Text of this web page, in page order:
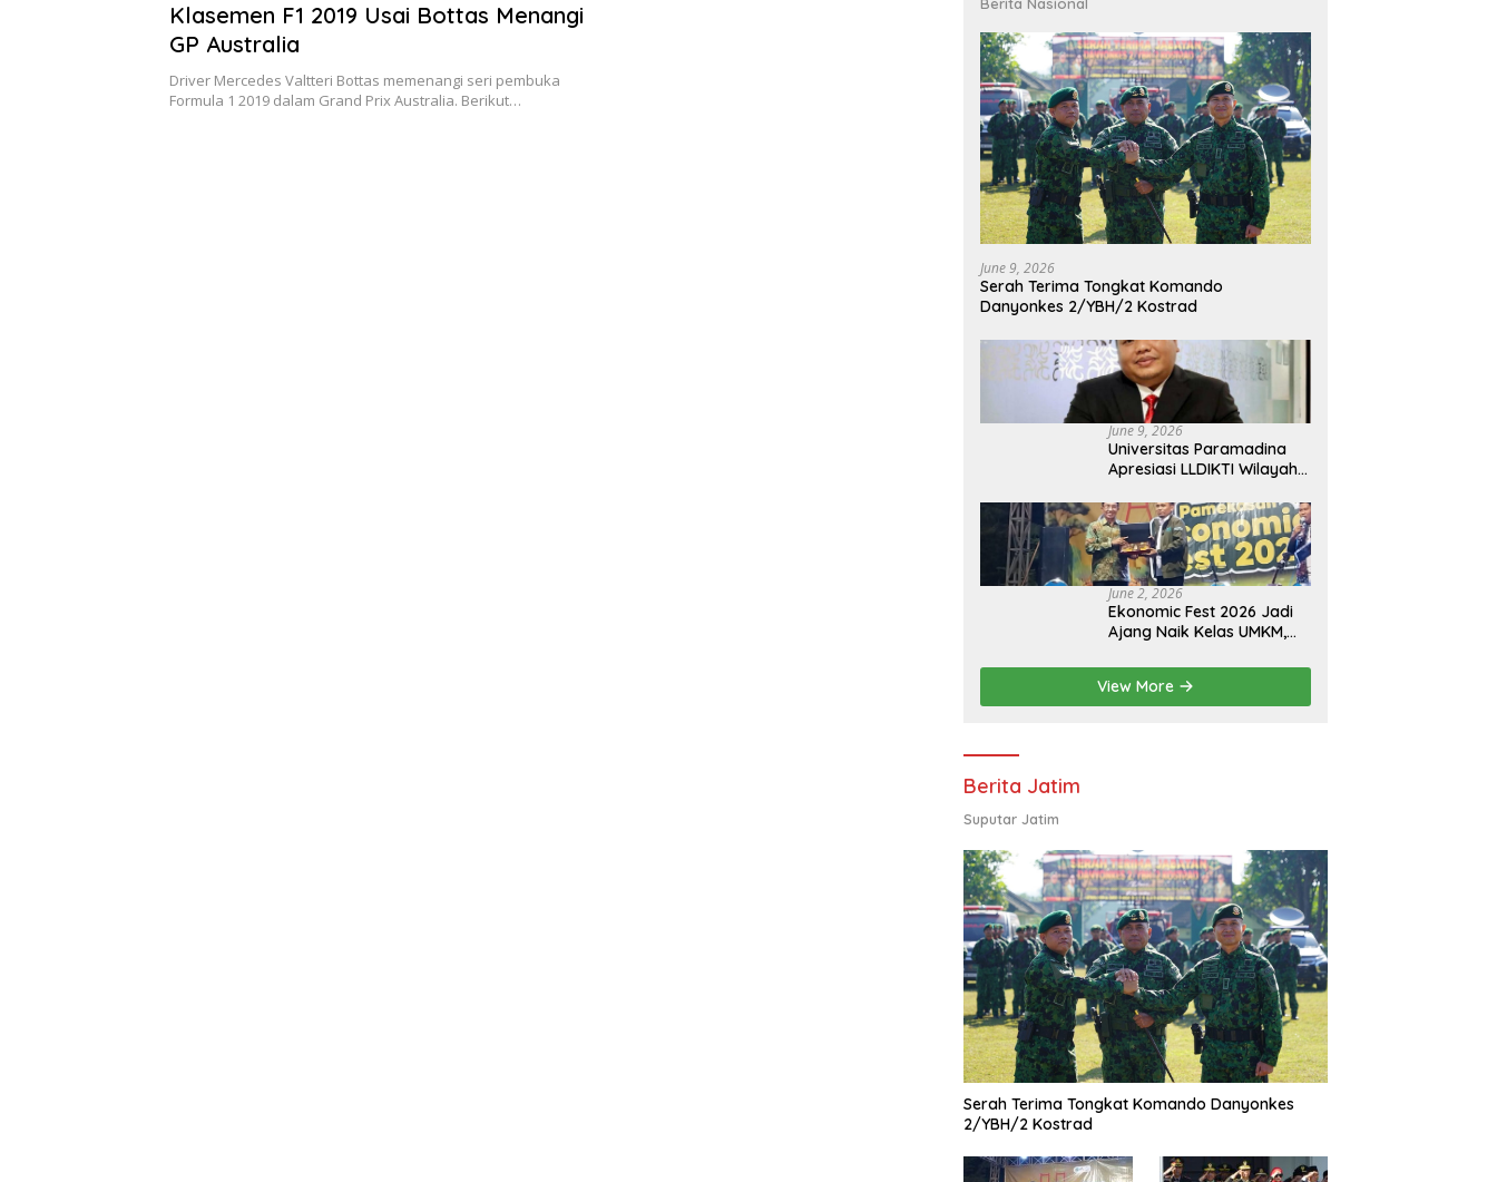
Klasemen F1 2019 Usai Bottas Menangi
GP Australia
Driver Mercedes Valtteri Bottas memenangi seri pembuka
Formula 1 2019 dalam Grand Prix Australia. Berikut…
June 9, 2026
Serah Terima Tongkat Komando
Danyonkes 2/YBH/2 Kostrad
June 9, 2026
Universitas Paramadina
Apresiasi LLDIKTI Wilayah
Eksistensi Perguruan
Tinggi Swasta
June 2, 2026
Ekonomic Fest 2026 Jadi
Ajang Naik Kelas UMKM,
Kolaborasi Ekspor hingga
Pendampingan Usaha
View More
Berita Jatim
Suputar Jatim
Serah Terima Tongkat Komando Danyonkes
2/YBH/2 Kostrad